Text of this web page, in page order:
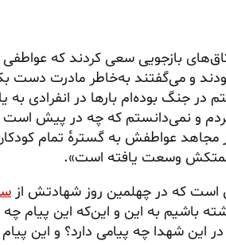
بازجویی سعی کردند که
و می‌گفتند به‌خاطر مادرت دست
جنگ بوده‌ام بارها در انفرادی به
و نمی‌دانستم که چه در پیش است
مجاهد عواطفش به گستره‌ٔ تمام
زحمتکش وسعت یافته است».
که در چهلمین روز شهادتش از
باشیم به این و این‌که این پیام چه
تداوم مسیر از شهیدان در سال ۶۰ تا امروز در این شهدا چه پیامی دارد؟